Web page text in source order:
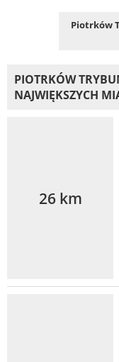
Piotrków
PIOTRKÓW
NAJWIĘKSZYCH
26 km